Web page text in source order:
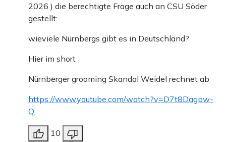
2026 ) die berechtigte Frage auch an CSU Söder
gestellt:
wieviele Nürnbergs gibt es in Deutschland?
Hier im short
Nürnberger grooming Skandal Weidel rechnet ab
https://www.youtube.com/watch?v=D7t8Dagpw-
Q
10